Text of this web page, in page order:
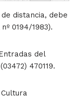
distancia, debe
0194/1983).
del
470119.